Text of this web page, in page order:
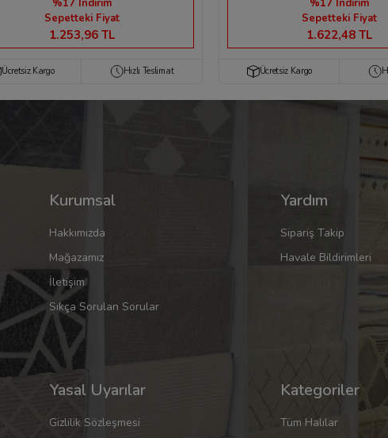
%17 İndirim
Sepetteki Fiyat
1.253,96 TL
Ücretsiz Kargo Hızlı Teslimat
%17 İndirim
Sepetteki Fiyat
1.622,48 TL
Ücretsiz Kargo
Kurumsal
Hakkımızda
Mağazamız
İletişim
Sıkça Sorulan Sorular
Yardım
Sipariş Takip
Havale Bildirimleri
Yasal Uyarılar
Gizlilik Sözleşmesi
Kategoriler
Tüm Halılar